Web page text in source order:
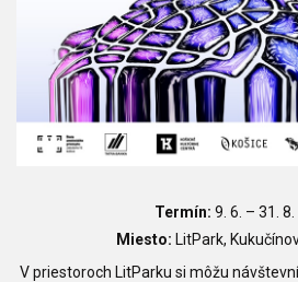
Termín: 9 . 6. – 31.
Miesto: LitPark,
V priestoroch LitParku si môžu